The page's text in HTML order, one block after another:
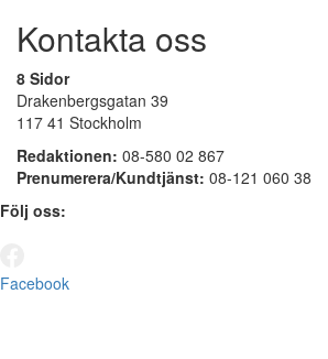
Kontakta oss
8 Sidor
Drakenbergsgatan 39
117 41 Stockholm
Redaktionen: 08-580 02 867
Prenumerera/Kundtjänst: 08-121 060 38
Följ oss:
Facebook